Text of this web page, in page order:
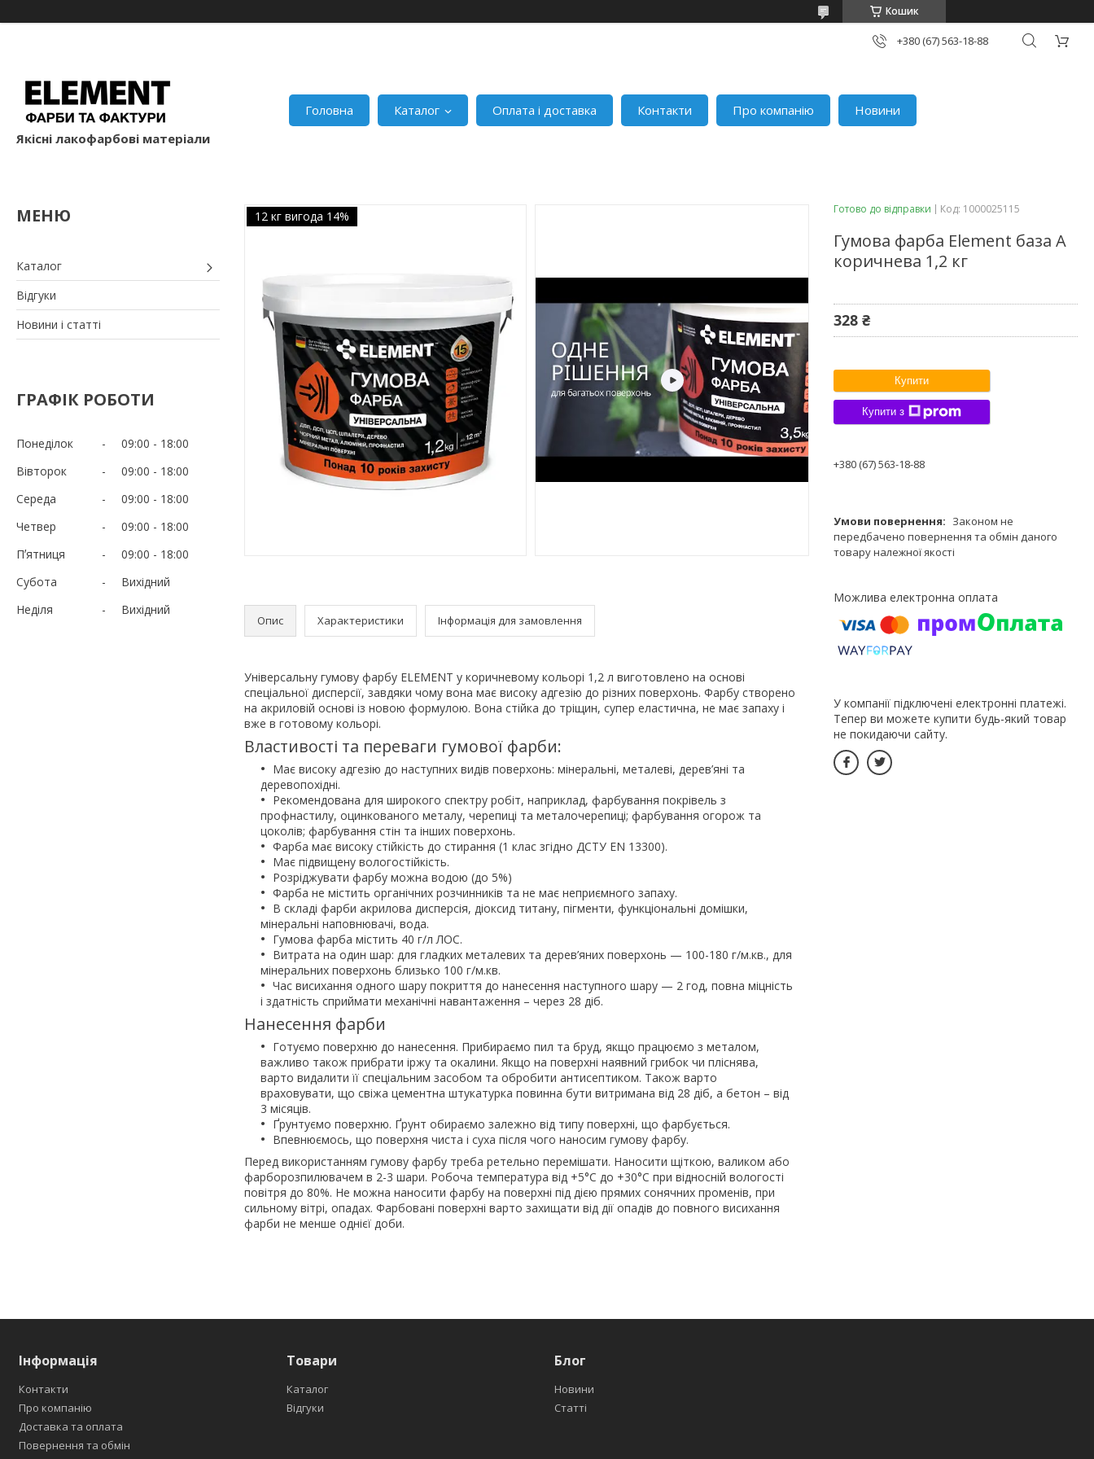
Кошик
+380 (67) 563-18-88
Якісні лакофарбові матеріали
Головна Каталог Оплата і доставка Контакти Про компанію Новини
Каталог
Відгуки
Новини і статті
ГРАФІК РОБОТИ
Понеділок 09:00
18:00
Вівторок
09:00
18:00
Середа
09:00
18:00
Четвер
09:00
18:00
Пʼятниця
09:00
18:00
Субота
Вихідний
Неділя
Вихідний
12 кг вигода 14%
Опис Характеристики Інформація для замовлення
Універсальну гумову фарбу ELEMENT у коричневому кольорі 1,2 л виготовлено на основі
спеціальної дисперсії, завдяки чому вона має високу адгезію до різних поверхонь. Фарбу створено
на акриловій основі із новою формулою. Вона стійка до тріщин, супер еластична, не має запаху і
вже в готовому кольорі.
Властивості та переваги гумової фарби:
Має високу адгезію до наступних видів поверхонь: мінеральні, металеві, дерев’яні та
деревопохідні.
Рекомендована для широкого спектру робіт, наприклад, фарбування покрівель з
профнастилу, оцинкованого металу, черепиці та металочерепиці; фарбування огорож та
цоколів; фарбування стін та інших поверхонь.
Фарба має високу стійкість до стирання (1 клас згідно ДСТУ EN 13300).
Має підвищену вологостійкість.
Розріджувати фарбу можна водою (до 5%)
Фарба не містить органічних розчинників та не має неприємного запаху.
В складі фарби акрилова дисперсія, діоксид титану, пігменти, функціональні домішки,
мінеральні наповнювачі, вода.
Гумова фарба містить 40 г/л ЛОС.
Витрата на один шар: для гладких металевих та дерев’яних поверхонь — 100-180 г/м.кв., для
мінеральних поверхонь близько 100 г/м.кв.
Час висихання одного шару покриття до нанесення наступного шару — 2 год, повна міцність
і здатність сприймати механічні навантаження – через 28 діб.
Нанесення фарби
Готуємо поверхню до нанесення. Прибираємо пил та бруд, якщо працюємо з металом,
важливо також прибрати іржу та окалини. Якщо на поверхні наявний грибок чи пліснява,
варто видалити її спеціальним засобом та обробити антисептиком. Також варто
враховувати, що свіжа цементна штукатурка повинна бути витримана від 28 діб, а бетон – від
3 місяців.
Ґрунтуємо поверхню. Ґрунт обираємо залежно від типу поверхні, що фарбується.
Впевнюємось, що поверхня чиста і суха після чого наносим гумову фарбу.
Перед використанням гумову фарбу треба ретельно перемішати. Наносити щіткою, валиком або
фарборозпилювачем в 2-3 шари. Робоча температура від +5°С до +30°С при відносній вологості
повітря до 80%. Не можна наносити фарбу на поверхні під дією прямих сонячних променів, при
сильному вітрі, опадах. Фарбовані поверхні варто захищати від дії опадів до повного висихання
фарби не менше однієї доби.
Готово до відправки Код: 1000025115
Гумова фарба Element база А
коричнева 1,2 кг
328 ₴
Купити
Купити з
+380 (67) 563-18-88
Законом не
передбачено повернення та обмін даного
товару належної якості
У компанії підключені електронні платежі.
Тепер ви можете купити будь-який товар
не покидаючи сайту.
Інформація
Контакти
Про компанію
Доставка та оплата
Повернення та обмін
Товари
Каталог
Відгуки
Блог
Новини
Статті